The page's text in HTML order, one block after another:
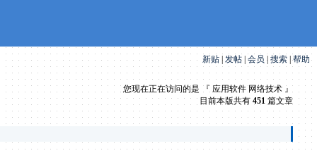
新贴 | 发帖 会员 | 搜索 |帮助
您现在正在访问的是 『 应用软件 网络技术 』
目前本版共有 451篇文章